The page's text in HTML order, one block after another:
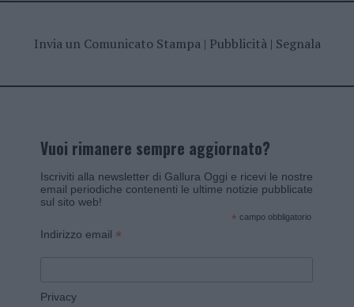
Invia un Comunicato Stampa| Pubblicità| Segnala
Vuoi rimanere sempre aggiornato?
Iscriviti alla newsletter di Gallura Oggi e ricevi le nostre
email periodiche contenenti le ultime notizie pubblicate
sul sito web!
* campo obbligatorio
Indirizzo email *
Privacy